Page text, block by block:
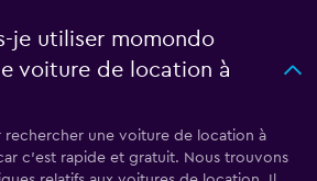
je utiliser momondo
voiture de location à
une voiture de location à
c'est rapide et gratuit. Nous trouvons